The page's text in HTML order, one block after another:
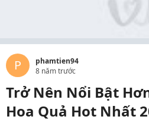
P
phamtien94
8 năm trước
Trở Nên Nổi Bật
Hoa Quả Hot Nhất